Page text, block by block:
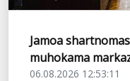
Jamoa
muhokama
06.08.2026 12:53:11